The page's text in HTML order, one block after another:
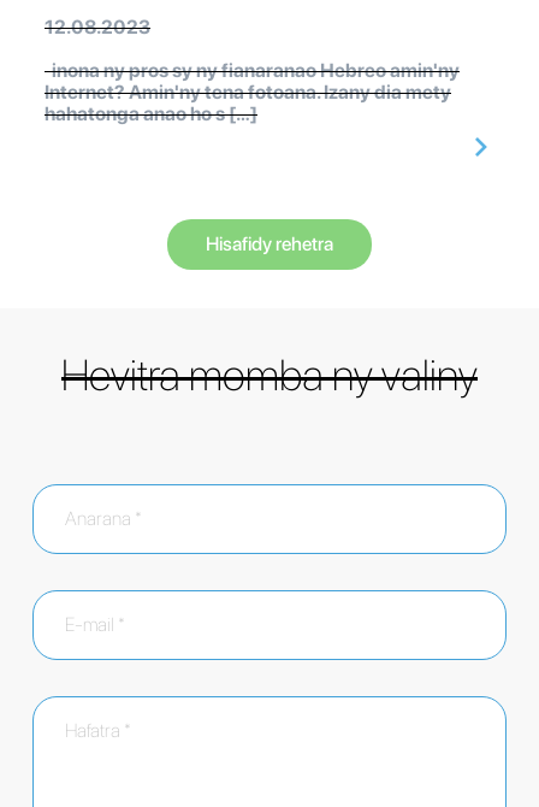
12.08.2023
inona ny pros sy ny fianaranao Hebreo amin'ny
Internet? Amin'ny tena fotoana. Izany dia mety
hahatonga anao ho s […]
Hisafidy rehetra
Hevitra momba ny valiny